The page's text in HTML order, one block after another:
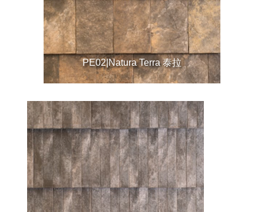
PE02|Natura Terra 泰拉